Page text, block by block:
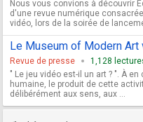
Nous vous convions à découvrir
d'une revue numérique
vidéo, lors de la soirée de
Le Museum of Modern
Revue de presse
1,128
" Le jeu vidéo est-il un art ? ". À
humaine, le produit de cette
délibérément aux sens, aux ...